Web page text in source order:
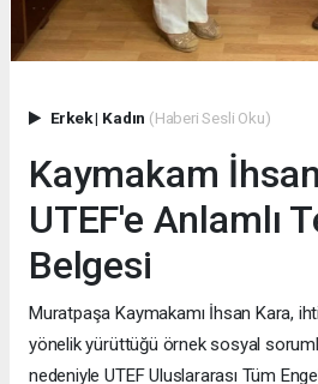
Erkek| Kadın (Haberi Sesli Oku)
Kaymakam
UTEF'e Anlamlı
Belgesi
Muratpaşa Kaymakamı İhsan Kara,
yönelik yürüttüğü örnek sosyal
nedeniyle UTEF Uluslararası Tüm